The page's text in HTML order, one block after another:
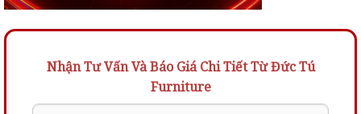
Nhận Tư Vấn Và Báo Giá Chi Tiết Từ Đức Tú
Furniture